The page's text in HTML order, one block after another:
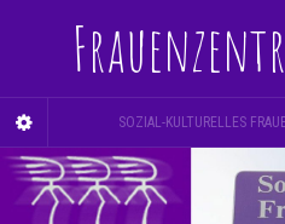
SOZIAL-KULTURELLES